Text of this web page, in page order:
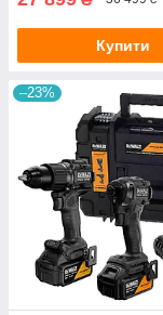
Купити
–23%